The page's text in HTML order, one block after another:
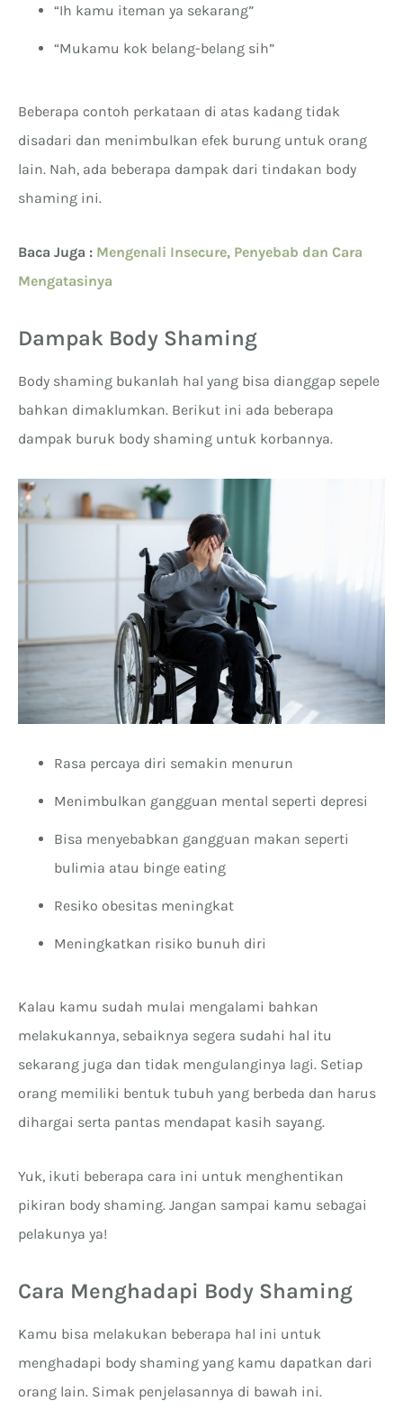
“Ih kamu iteman ya sekarang”
“Mukamu kok belang-belang sih”
Beberapa contoh perkataan di atas kadang tidak
disadari dan menimbulkan efek burung untuk orang
lain. Nah, ada beberapa dampak dari tindakan body
shaming ini.
Baca Juga : Mengenali Insecure, Penyebab dan Cara
Mengatasinya
Dampak Body Shaming
Body shaming bukanlah hal yang bisa dianggap sepele
bahkan dimaklumkan. Berikut ini ada beberapa
dampak buruk body shaming untuk korbannya.
Rasa percaya diri semakin menurun
Menimbulkan gangguan mental seperti depresi
Bisa menyebabkan gangguan makan seperti
bulimia atau binge eating
Resiko obesitas meningkat
Meningkatkan risiko bunuh diri
Kalau kamu sudah mulai mengalami bahkan
melakukannya, sebaiknya segera sudahi hal itu
sekarang juga dan tidak mengulanginya lagi. Setiap
orang memiliki bentuk tubuh yang berbeda dan harus
dihargai serta pantas mendapat kasih sayang.
Yuk, ikuti beberapa cara ini untuk menghentikan
pikiran body shaming. Jangan sampai kamu sebagai
pelakunya ya!
Cara Menghadapi Body Shaming
Kamu bisa melakukan beberapa hal ini untuk
menghadapi body shaming yang kamu dapatkan dari
orang lain. Simak penjelasannya di bawah ini.